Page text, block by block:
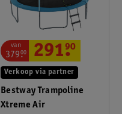
Bestway Trampoline
Xtreme Air
Verkoop via partner
van
379.
00 291.
90